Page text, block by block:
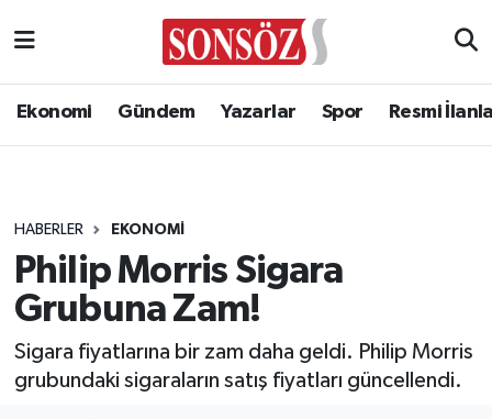
Ekonomi Gündem Yazarlar Spor Resmi
HABERLER EKONOMI
Philip Morris Sigara
Grubuna Zam!
Sigara fiyatlarına bir zam daha geldi. Philip Morris
grubundaki sigaraların satış fiyatları güncellendi.